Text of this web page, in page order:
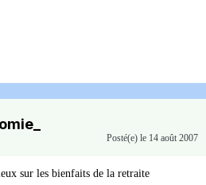
Posté(e) le 14 août 2007
sur les bienfaits de la retraite